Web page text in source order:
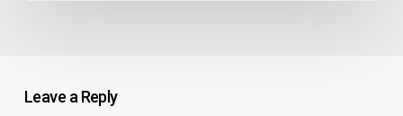
Leave a Reply